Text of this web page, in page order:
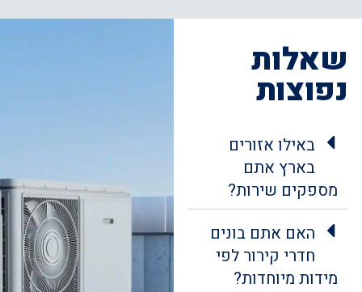
שאלות
נפוצות
באילו אזורים
בארץ אתם
מספקים שירות?
האם אתם בונים
חדרי קירור לפי
מידות מיוחדות?